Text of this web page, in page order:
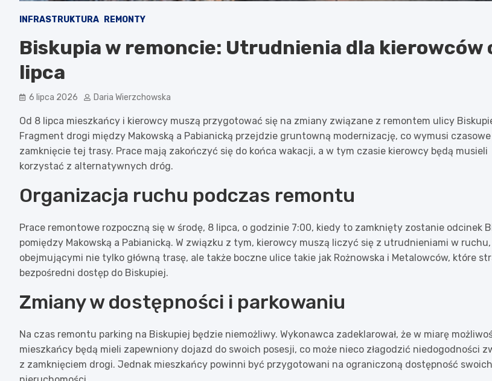
INFRASTRUKTURA REMONTY
Biskupia w remoncie: Utrudnienia dla kierowców
lipca
6 lipca 2026 Daria Wierzchowska
Od 8 lipca mieszkańcy i kierowcy muszą przygotować się na zmiany związane z remontem ulicy
Fragment drogi między Makowską a Pabianicką przejdzie gruntowną modernizację, co wymusi czasowe
zamknięcie tej trasy. Prace mają zakończyć się do końca wakacji, a w tym czasie kierowcy będą musieli
korzystać z alternatywnych dróg.
Organizacja ruchu podczas remontu
Prace remontowe rozpoczną się w środę, 8 lipca, o godzinie 7:00, kiedy to zamknięty zostanie odcinek
pomiędzy Makowską a Pabianicką. W związku z tym, kierowcy muszą liczyć się z utrudnieniami w ruchu,
obejmującymi nie tylko główną trasę, ale także boczne ulice takie jak Rożnowska i Metalowców, które
bezpośredni dostęp do Biskupiej.
Zmiany w dostępności i parkowaniu
Na czas remontu parking na Biskupiej będzie niemożliwy. Wykonawca zadeklarował, że w miarę
mieszkańcy będą mieli zapewniony dojazd do swoich posesji, co może nieco złagodzić niedogodności
z zamknięciem drogi. Jednak mieszkańcy powinni być przygotowani na ograniczoną dostępność swoich